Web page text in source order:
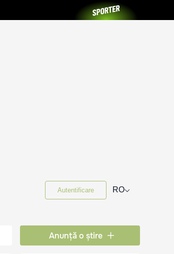
Autentificare RO⌵
Anunță o știre